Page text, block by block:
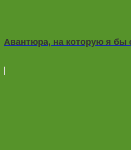
Авантюра, на которую я бы